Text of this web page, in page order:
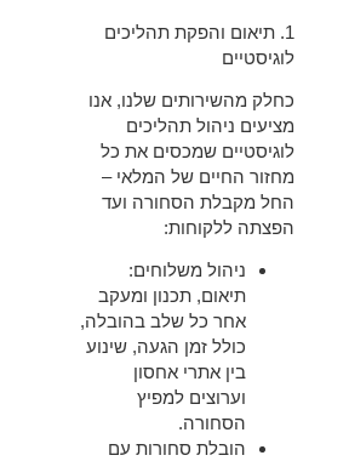
1. תיאום והפקת תהליכים
לוגיסטיים
כחלק מהשירותים שלנו, אנו
מציעים ניהול תהליכים
לוגיסטיים שמכסים את כל
מחזור החיים של המלאי –
החל מקבלת הסחורה ועד
הפצתה ללקוחות:
ניהול משלוחים:
תיאום, תכנון ומעקב
אחר כל שלב בהובלה,
כולל זמן הגעה, שינוע
בין אתרי אחסון
וערוצים למפיץ
הסחורה.
הובלת סחורות עם